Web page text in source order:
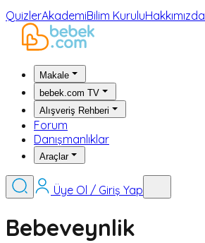
QuizlerAkademiBilim KuruluHakkımızda
Makale
bebek.com TV
Alışveriş Rehberi
Forum
Danışmanlıklar
Araçlar
Üye Ol / Giriş Yap
Bebeveynlik